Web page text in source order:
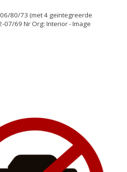
80/73 (met 4 geïntegreerde
07/69 Nr Org: Interior - Image